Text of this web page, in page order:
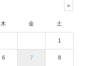
木 金 土
1
6 7 8